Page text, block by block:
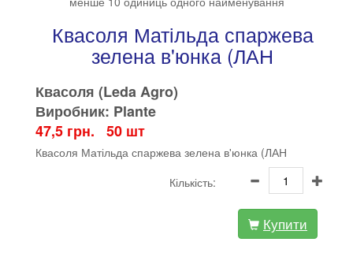
Квасоля Матільда спаржева
зелена в'юнка (ЛАН
Квасоля (Leda Agro)
Виробник: Plante
47,5 грн. 50 шт
Квасоля Матільда спаржева зелена в'юнка (ЛАН
Кількість:
Купити